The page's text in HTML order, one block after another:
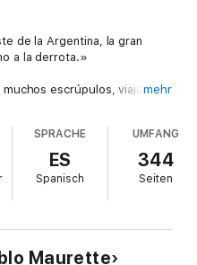
de la Argentina, la gran
a la derrota.»
escrúpulos, viaja a
el infortunado destino de la
configuró su economía con
tan sofisticado e
«contrabando ejemplar».
enfrentará a un proceso que
mehr
SPRACHE
ES
Spanisch
UMFANG
344
Seiten
Maurette